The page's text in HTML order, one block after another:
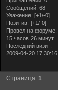
Сообщений: 68
Уважение: [+1/-0]
Позитив: [+1/-0]
Провел на форуме:
15 часов 26 минут
Последний визит:
2009-04-20 17:30:16
Страница:1